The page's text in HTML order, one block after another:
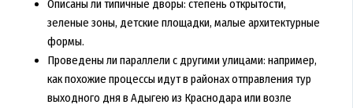
Описаны ли типичные дворы: степень открытости,
зеленые зоны, детские площадки, малые архитектурные
формы.
Проведены ли параллели с другими улицами: например,
как похожие процессы идут в районах отправления тур
выходного дня в Адыгею из Краснодара или возле